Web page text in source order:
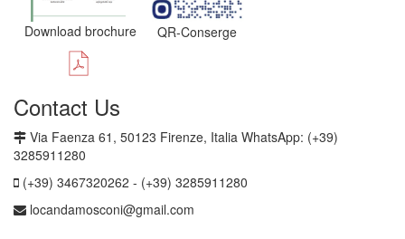
Download brochure QR-Conserge
Contact Us
Via Faenza 61, 50123 Firenze, Italia WhatsApp: (+39)
3285911280
(+39) 3467320262 - (+39) 3285911280
locandamosconi@gmail.com